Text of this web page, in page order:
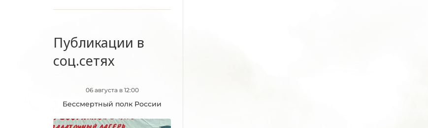
Публикации в
соц.сетях
06 августа в 12:00
Бессмертный полк России